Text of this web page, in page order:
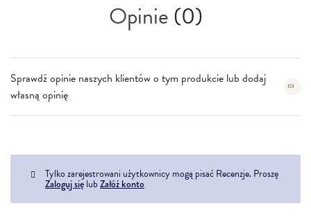
Opinie(0)
Sprawdź opinie naszych klientów o tym produkcie lub dodaj
własną opinię
Tylko zarejestrowani użytkownicy mogą pisać Recenzje. Proszę
Zaloguj się lub Załóż konto